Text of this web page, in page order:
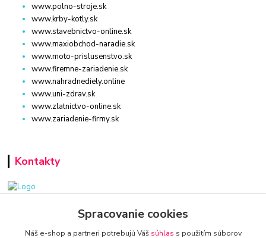
www.polno-stroje.sk
www.krby-kotly.sk
www.stavebnictvo-online.sk
www.maxiobchod-naradie.sk
www.moto-prislusenstvo.sk
www.firemne-zariadenie.sk
www.nahradnediely.online
www.uni-zdrav.sk
www.zlatnictvo-online.sk
www.zariadenie-firmy.sk
Kontakty
www.zariadenie-firmy.skSpracovanie cookies
Náš e-shop a partneri potrebujú Váš súhlas s použitím súborov